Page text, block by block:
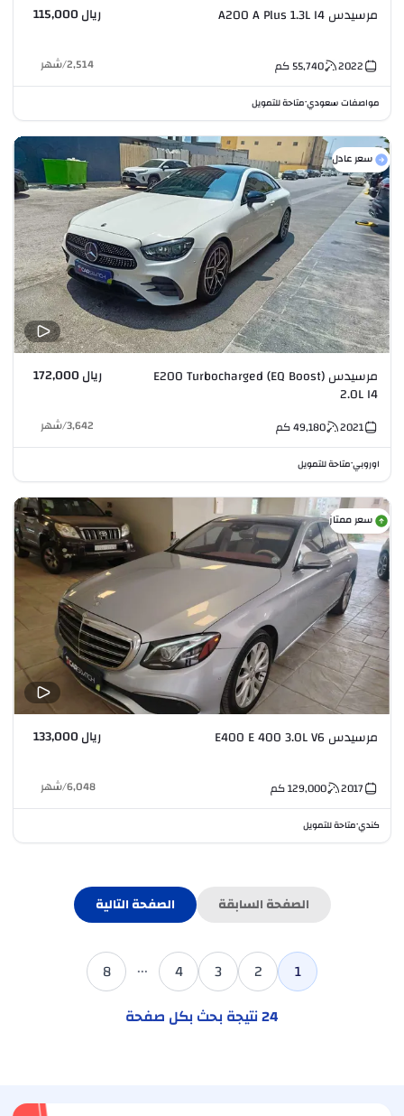
مرسيدس A200 A Plus 1.3L I4 ريال 115,000
2022
55,740كم 2,514
/شهر
مواصفات سعودي•متاحة للتمويل
سعر عادل
مرسيدس E200 Turbocharged (EQ Boost)
2.0L I4
ريال 172,000
2021
49,180كم 3,642
/شهر
اوروبي•متاحة للتمويل
سعر ممتاز
مرسيدس E400 E 400 3.0L V6 ريال 133,000
2017
129,000كم 6,048
/شهر
كندي•متاحة للتمويل
الصفحة السابقة الصفحة التالية
1
2
3
4
...
8
24نتيجة بحث بكل صفحة